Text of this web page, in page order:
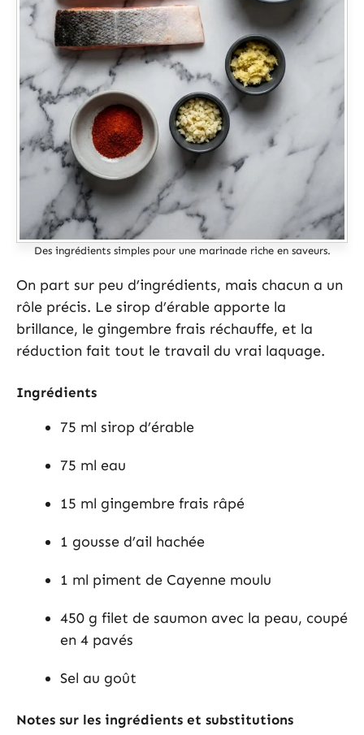
Des ingrédients simples pour une marinade riche en saveurs.
On part sur peu d’ingrédients, mais chacun a un
rôle précis. Le sirop d’érable apporte la
brillance, le gingembre frais réchauffe, et la
réduction fait tout le travail du vrai laquage.
Ingrédients
75 ml sirop d’érable
75 ml eau
15 ml gingembre frais râpé
1 gousse d’ail hachée
1 ml piment de Cayenne moulu
450 g filet de saumon avec la peau, coupé
en 4 pavés
Sel au goût
Notes sur les ingrédients et substitutions